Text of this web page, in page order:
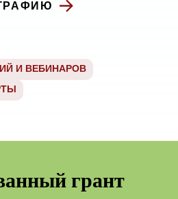
И ВЕБИНАРОВ
грант